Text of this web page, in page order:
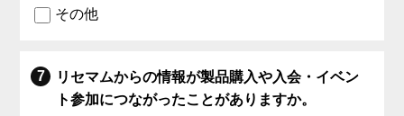
その他
リセマムからの情報が製品購入や入会・イベン
ト参加につながったことがありますか。